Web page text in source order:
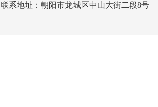
联系地址：朝阳市龙城区中山大街二段8号